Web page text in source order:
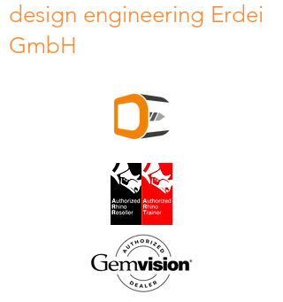
design engineering Erdei
GmbH